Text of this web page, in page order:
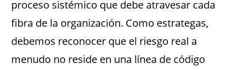
proceso sistémico que debe atravesar cada
fibra de la organización. Como estrategas,
debemos reconocer que el riesgo real a
menudo no reside en una línea de código